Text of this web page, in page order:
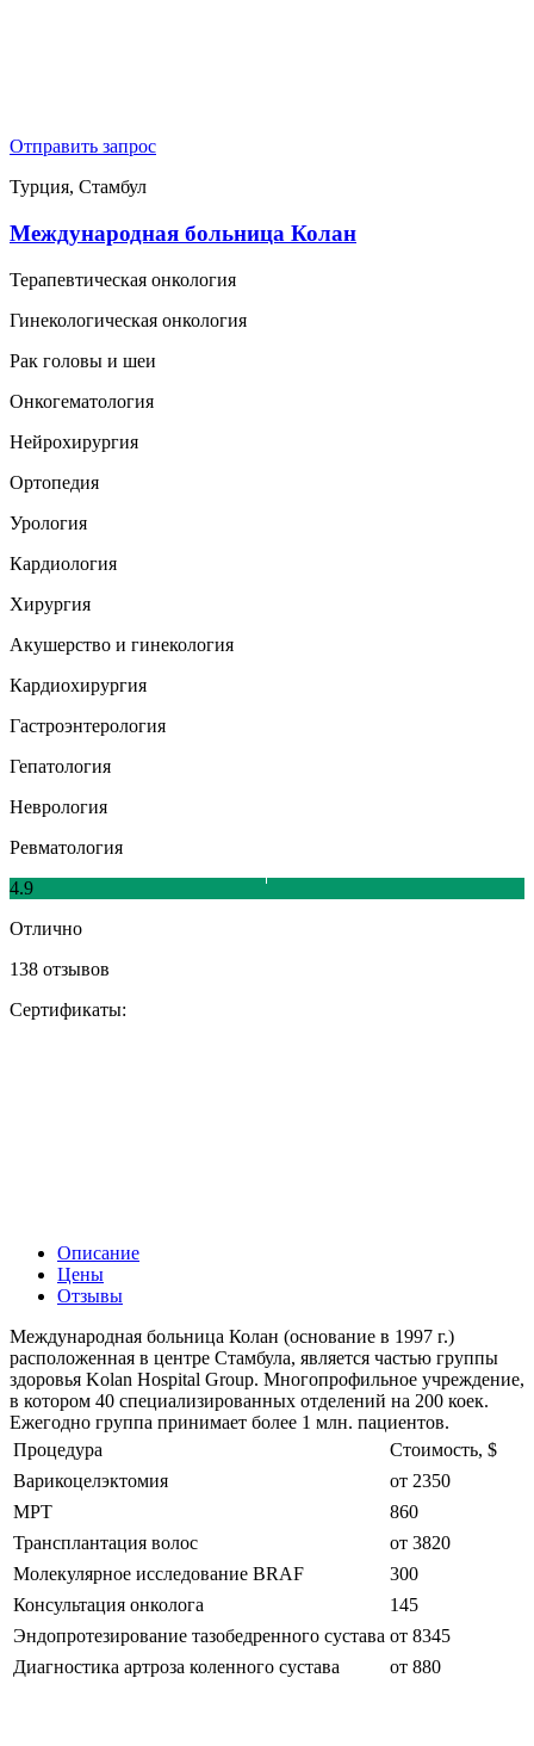
Отправить запрос
Турция, Стамбул
Международная больница Колан
Терапевтическая онкология
Гинекологическая онкология
Рак головы и шеи
Онкогематология
Нейрохирургия
Ортопедия
Урология
Кардиология
Хирургия
Акушерство и гинекология
Кардиохирургия
Гастроэнтерология
Гепатология
Неврология
Ревматология
4.9
Отлично
138 отзывов
Сертификаты:
Описание
Цены
Отзывы
Международная больница Колан (основание в 1997 г.)
расположенная в центре Стамбула, является частью группы
здоровья Kolan Hospital Group. Многопрофильное учреждение,
в котором 40 специализированных отделений на 200 коек.
Ежегодно группа принимает более 1 млн. пациентов.
Процедура
Стоимость, $
Варикоцелэктомия
от 2350
МРТ
860
Трансплантация волос
от 3820
Молекулярное исследование BRAF
300
Консультация онколога
145
Эндопротезирование тазобедренного сустава от 8345
Диагностика артроза коленного сустава
от 880